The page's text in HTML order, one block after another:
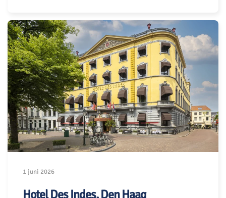
1 juni 2026
Hotel Des Indes, Den Haag